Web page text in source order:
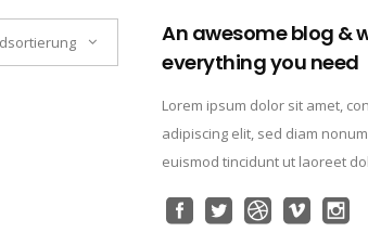
An awesome blog &
everything you need
Lorem ipsum dolor sit amet,
adipiscing elit, sed diam
euismod tincidunt ut laoreet